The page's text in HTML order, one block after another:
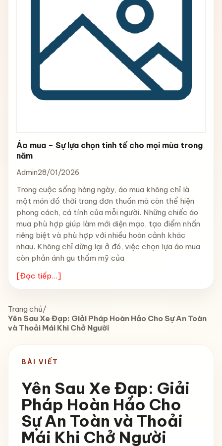
Áo mua – Sự lựa chọn tinh tế cho mọi mùa trong
năm
Admin28/01/2026
Trong cuộc sống hàng ngày, áo mua không chỉ là
một món đồ thời trang đơn thuần mà còn thể hiện
phong cách, cá tính của mỗi người. Những chiếc áo
mua phù hợp giúp làm mới diện mạo, tạo điểm nhấn
riêng biệt và phù hợp với nhiều hoàn cảnh khác
nhau. Không chỉ dừng lại ở đó, việc chọn lựa áo mua
còn phản ánh gu thẩm mỹ của
[Đọc tiếp...]
Trang chủ/
Yên Sau Xe Đạp: Giải Pháp Hoàn Hảo Cho Sự An Toàn
và Thoải Mái Khi Chở Người
BÀI VIẾT
Yên Sau Xe Đạp: Giải
Pháp Hoàn Hảo Cho
Sự An Toàn và Thoải
Mái Khi Chở Người